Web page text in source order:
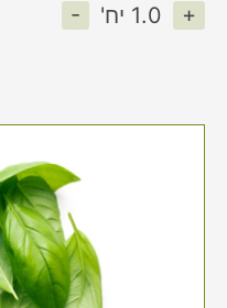
-
1.0 יח' +